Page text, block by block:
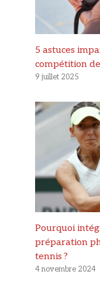
5 astuces
compétition
9 juillet 2025
Pourquoi
préparation
tennis ?
4 novembre 2024